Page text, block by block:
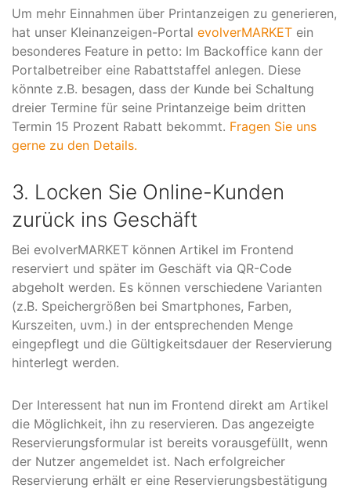
Um mehr Einnahmen über Printanzeigen zu generieren,
hat unser Kleinanzeigen-Portal evolverMARKET ein
besonderes Feature in petto: Im Backoffice kann der
Portalbetreiber eine Rabattstaffel anlegen. Diese
könnte z.B. besagen, dass der Kunde bei Schaltung
dreier Termine für seine Printanzeige beim dritten
Termin 15 Prozent Rabatt bekommt. Fragen Sie uns
gerne zu den Details.
3. Locken Sie Online-Kunden
zurück ins Geschäft
Bei evolverMARKET können Artikel im Frontend
reserviert und später im Geschäft via QR-Code
abgeholt werden. Es können verschiedene Varianten
(z.B. Speichergrößen bei Smartphones, Farben,
Kurszeiten, uvm.) in der entsprechenden Menge
eingepflegt und die Gültigkeitsdauer der Reservierung
hinterlegt werden.
Der Interessent hat nun im Frontend direkt am Artikel
die Möglichkeit, ihn zu reservieren. Das angezeigte
Reservierungsformular ist bereits vorausgefüllt, wenn
der Nutzer angemeldet ist. Nach erfolgreicher
Reservierung erhält er eine Reservierungsbestätigung